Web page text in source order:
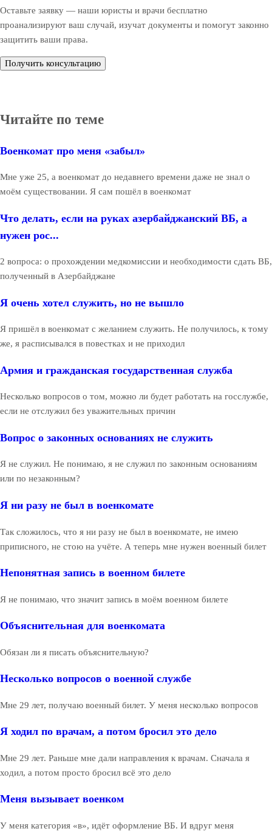
Оставьте заявку — наши юристы и врачи бесплатно
проанализируют ваш случай, изучат документы и помогут законно
защитить ваши права.
Получить консультацию
Читайте по теме
Военкомат про меня «забыл»
Мне уже 25, а военкомат до недавнего времени даже не знал о
моём существовании. Я сам пошёл в военкомат
Что делать, если на руках азербайджанский ВБ, а
нужен рос...
2 вопроса: о прохождении медкомиссии и необходимости сдать ВБ,
полученный в Азербайджане
Я очень хотел служить, но не вышло
Я пришёл в военкомат с желанием служить. Не получилось, к тому
же, я расписывался в повестках и не приходил
Армия и гражданская государственная служба
Несколько вопросов о том, можно ли будет работать на госслужбе,
если не отслужил без уважительных причин
Вопрос о законных основаниях не служить
Я не служил. Не понимаю, я не служил по законным основаниям
или по незаконным?
Я ни разу не был в военкомате
Так сложилось, что я ни разу не был в военкомате, не имею
приписного, не стою на учёте. А теперь мне нужен военный билет
Непонятная запись в военном билете
Я не понимаю, что значит запись в моём военном билете
Объяснительная для военкомата
Обязан ли я писать объяснительную?
Несколько вопросов о военной службе
Мне 29 лет, получаю военный билет. У меня несколько вопросов
Я ходил по врачам, а потом бросил это дело
Мне 29 лет. Раньше мне дали направления к врачам. Сначала я
ходил, а потом просто бросил всё это дело
Меня вызывает военком
У меня категория «в», идёт оформление ВБ. И вдруг меня